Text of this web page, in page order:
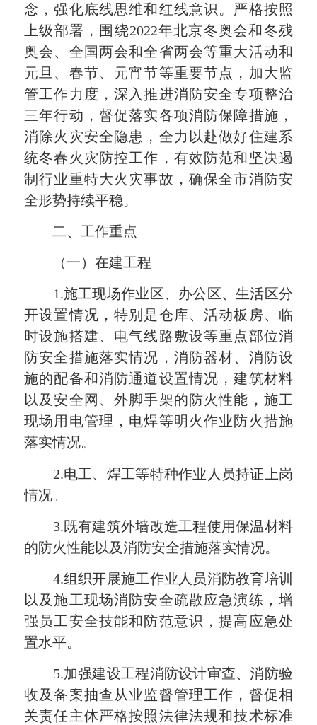
念，强化底线思维和红线意识。严格按照
上级部署，围绕2022年北京冬奥会和冬残
奥会、全国两会和全省两会等重大活动和
元旦、春节、元宵节等重要节点，加大监
管工作力度，深入推进消防安全专项整治
三年行动，督促落实各项消防保障措施，
消除火灾安全隐患，全力以赴做好住建系
统冬春火灾防控工作，有效防范和坚决遏
制行业重特大火灾事故，确保全市消防安
全形势持续平稳。
二、工作重点
（一）在建工程
1.施工现场作业区、办公区、生活区分
开设置情况，特别是仓库、活动板房、临
时设施搭建、电气线路敷设等重点部位消
防安全措施落实情况，消防器材、消防设
施的配备和消防通道设置情况，建筑材料
以及安全网、外脚手架的防火性能，施工
现场用电管理，电焊等明火作业防火措施
落实情况。
2.电工、焊工等特种作业人员持证上岗
情况。
3.既有建筑外墙改造工程使用保温材料
的防火性能以及消防安全措施落实情况。
4.组织开展施工作业人员消防教育培训
以及施工现场消防安全疏散应急演练，增
强员工安全技能和防范意识，提高应急处
置水平。
5.加强建设工程消防设计审查、消防验
收及备案抽查从业监督管理工作，督促相
关责任主体严格按照法律法规和技术标准